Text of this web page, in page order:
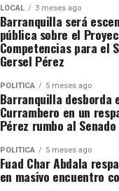
LOCAL 3 meses ago
Barranquilla será
pública sobre el
Competencias para el
Gersel Pérez
POLÍTICA 5 meses ago
Barranquilla desborda
Currambero en un
Pérez rumbo al Senado
POLÍTICA 5 meses ago
Fuad Char Abdala
en masivo encuentro